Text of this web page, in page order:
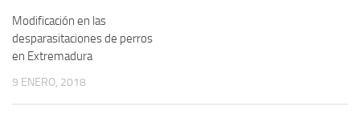
Modificación en las
desparasitaciones de perros
en Extremadura
9 ENERO, 2018